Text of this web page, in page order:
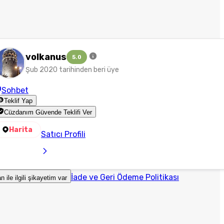
volkanus 5.0
Şub 2020 tarihinden beri üye
Sohbet
Teklif Yap
Cüzdanım Güvende Teklifi Ver
Harita Satıcı Profili
ile ilgili şikayetim var İade ve Geri Ödeme Politikası